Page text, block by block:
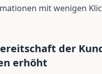
mit wenigen
der
erhöht